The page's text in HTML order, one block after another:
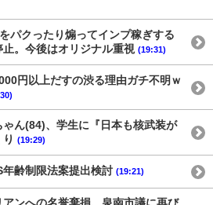
パクったり煽ってインプ稼ぎする
。今後はオリジナル重視 (19:31)
円以上だすの渋る理由ガチ不明ｗ
ん(84)、学生に『日本も核武装が
(19:29)
齢制限法案提出検討 (19:21)